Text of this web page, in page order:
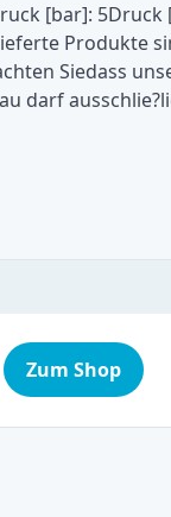
[bar]: 5Druck
Produkte
Siedass
darf
Zum Shop